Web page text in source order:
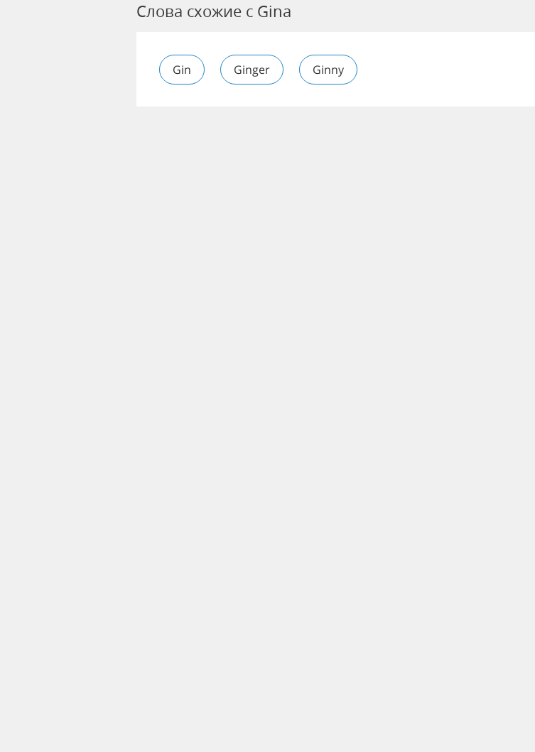
Слова схожие с Gina
Gin Ginger Ginny